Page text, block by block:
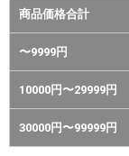
商品価格合計
〜9999円
10000円〜29999円
30000円〜99999円